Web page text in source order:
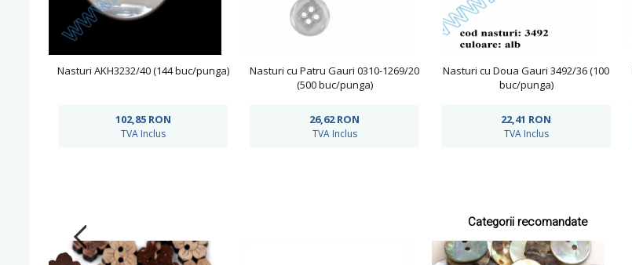
Nasturi AKH3232/40 (144 buc/punga)
102,85 RON
TVA Inclus
Nasturi cu Patru Gauri 0310-1269/20
(500 buc/punga)
26,62RON
TVA Inclus
Nasturi cu Doua Gauri 3492/36 (100
buc/punga)
22,41 RON
TVA Inclus
Categorii recomandate